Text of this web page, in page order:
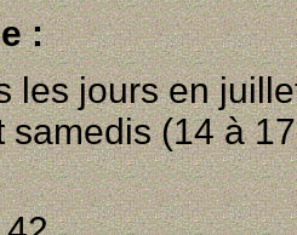
:
les jours en
samedis (14 à